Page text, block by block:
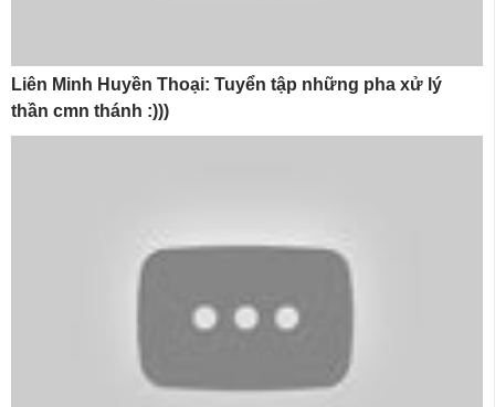
Liên Minh Huyền Thoại: Tuyển tập những pha xử lý
thần cmn thánh :)))